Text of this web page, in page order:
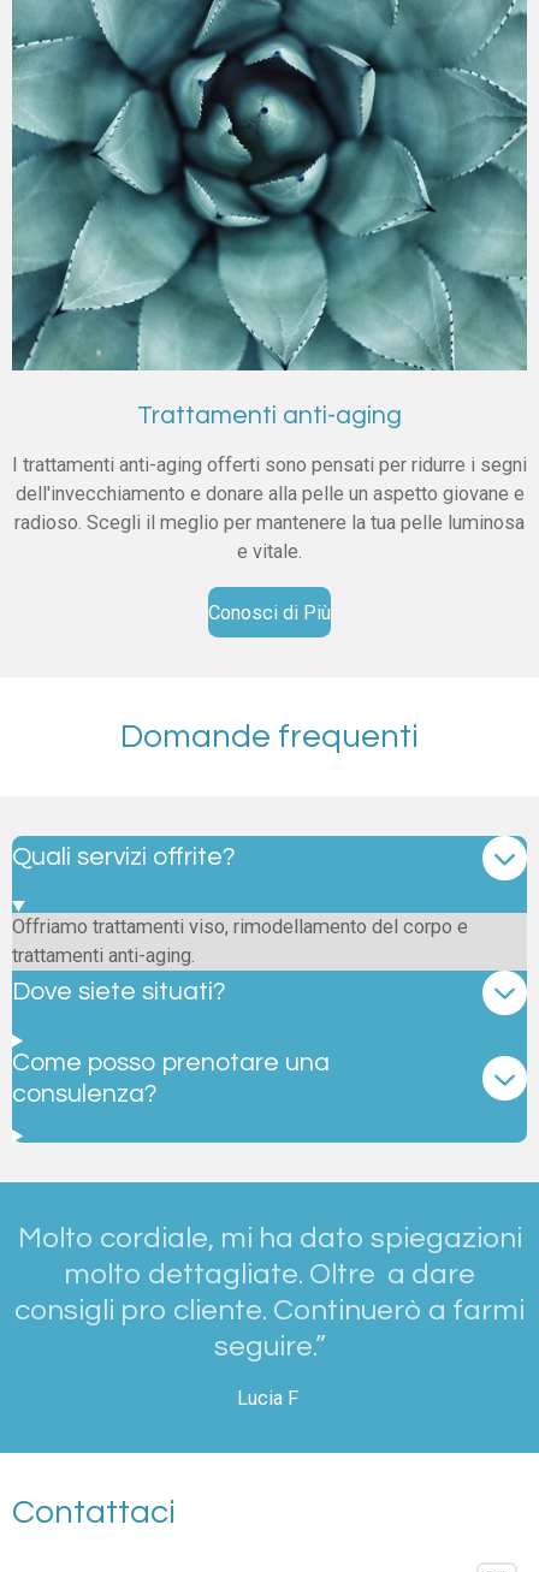
Trattamenti anti-aging
I trattamenti anti-aging offerti sono pensati per ridurre i segni
dell'invecchiamento e donare alla pelle un aspetto giovane e
radioso. Scegli il meglio per mantenere la tua pelle luminosa
e vitale.
Conosci di Più
Domande frequenti
Quali servizi offrite?
Offriamo trattamenti viso, rimodellamento del corpo e
trattamenti anti-aging.
Dove siete situati?
Come posso prenotare una
consulenza?
Molto cordiale, mi ha dato spiegazioni
molto dettagliate. Oltre a dare
consigli pro cliente. Continuerò a farmi
seguire.”
Lucia F
Contattaci